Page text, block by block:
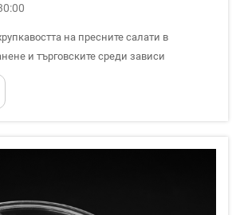
на пресните салати в
и търговските среди зависи
на подходящ дизайн на капака за
използване на прозрачни салатени